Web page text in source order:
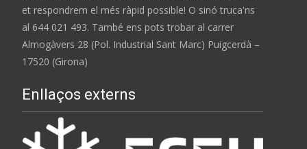
et respondrem el més ràpid possible! O sinó truca'ns
al 644 021 493. També ens pots trobar al carrer
Almogàvers 28 (Pol. Industrial Sant Marc) Puigcerdà –
17520 (Girona)
Enllaços externs